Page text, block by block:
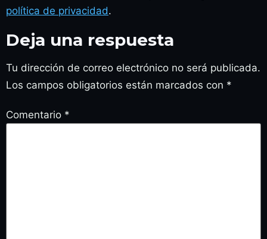
política de privacidad.
Deja una respuesta
Tu dirección de correo electrónico no será publicada.
Los campos obligatorios están marcados con *
Comentario *